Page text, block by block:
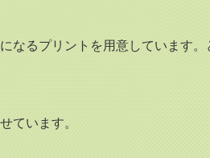
るプリントを用意しています
ています。